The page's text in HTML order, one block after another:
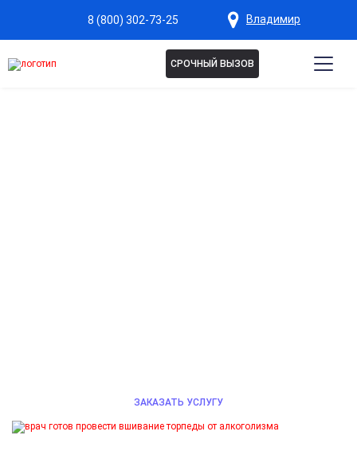
8 (800) 302-73-25 Владимир
СРОЧНЫЙ ВЫЗОВ
ЗАКАЗАТЬ УСЛУГУ